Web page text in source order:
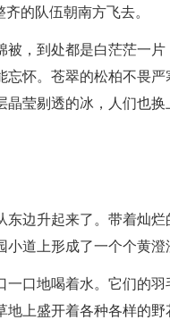
齐的队伍朝南方飞去。
，到处都是白茫茫一
怀。苍翠的松柏不畏
莹剔透的冰，人们也换
边升起来了。带着灿
道上形成了一个个黄澄
口地喝着水。它们的
上盛开着各种各样的